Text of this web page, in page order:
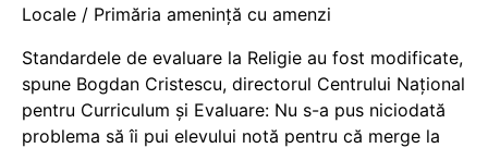
Locale / Primăria amenință cu amenzi
Standardele de evaluare la Religie au fost modificate,
spune Bogdan Cristescu, directorul Centrului Național
pentru Curriculum și Evaluare: Nu s-a pus niciodată
problema să îi pui elevului notă pentru că merge la